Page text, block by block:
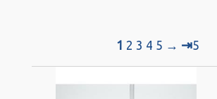
1 2 3 4 5 → ⇥5